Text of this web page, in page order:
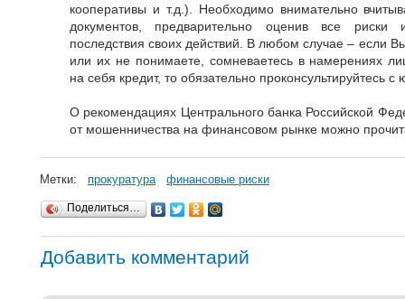
кооперативы и т.д.). Необходимо внимательно
документов, предварительно оценив все риски
последствия своих действий. В любом случае – если
или их не понимаете, сомневаетесь в намерениях
на себя кредит, то обязательно проконсультируйтесь с
О рекомендациях Центрального банка Российской
от мошенничества на финансовом рынке можно
Метки: прокуратура финансовые риски
Поделиться…
Добавить комментарий